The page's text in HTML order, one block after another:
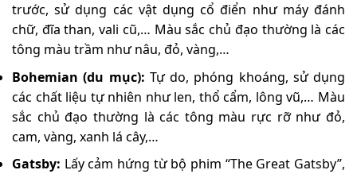
trước, sử dụng các vật dụng cổ điển như máy đánh
chữ, đĩa than, vali cũ,… Màu sắc chủ đạo thường là các
tông màu trầm như nâu, đỏ, vàng,…
Bohemian (du mục): Tự do, phóng khoáng, sử dụng
các chất liệu tự nhiên như len, thổ cẩm, lông vũ,… Màu
sắc chủ đạo thường là các tông màu rực rỡ như đỏ,
cam, vàng, xanh lá cây,…
Gatsby: Lấy cảm hứng từ bộ phim “The Great Gatsby”,